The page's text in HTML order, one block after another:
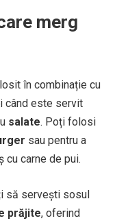
merg
în combinație cu
când este servit
salate. Poți folosi
sau pentru a
cu carne de pui.
să servești sosul
prăjite, oferind